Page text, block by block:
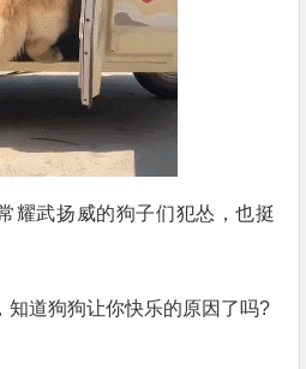
耀武扬威的狗子们犯怂，也挺
知道狗狗让你快乐的原因了吗?